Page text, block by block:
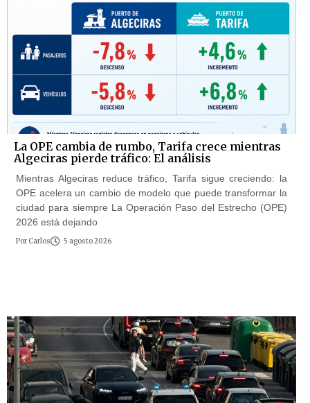
La OPE cambia de rumbo, Tarifa crece mientras
Algeciras pierde tráfico: El análisis
Mientras Algeciras reduce tráfico, Tarifa sigue creciendo: la
OPE acelera un cambio de modelo que puede transformar la
ciudad para siempre La Operación Paso del Estrecho (OPE)
2026 está dejando
Por Carlos 5 agosto 2026